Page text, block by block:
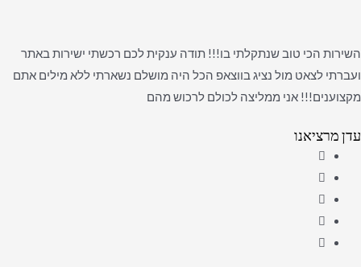
השירות הכי טוב שנתקלתי בו!!! תודה ענקית לכם רכשתי ישירות באתר
ועברתי לצאט מול נציג בווצאפ הכל היה מושלם נשארתי ללא מילים אתם
מקצוענים!!! אני ממליצה לכולם לרכוש מהם
עדן מרציאנו